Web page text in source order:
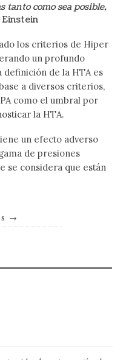
tanto como sea posible,
Einstein
los criterios de Hiper
un profundo
definición de la HTA es
a diversos criterios,
como el umbral por
la HTA.
un efecto adverso
de presiones
se considera que están
→